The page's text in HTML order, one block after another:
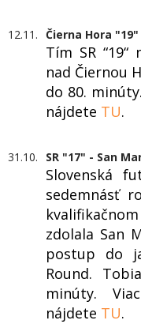
12.11. Čierna Hora "19"
Tím SR
nad Čiernou
do 80.
nájdete TU.
31.10. SR "17" - San
Slovenská
sedemnásť
zdolala San
postup do
Round.
minúty.
nájdete TU.